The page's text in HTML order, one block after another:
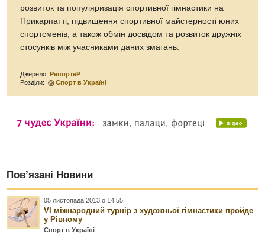
розвиток та популяризація спортивної гімнастики на
Прикарпатті, підвищення спортивної майстерності юних
спортсменів, а також обмін досвідом та розвиток дружніх
стосунків між учасниками даних змагань.
Джерело:РепортеР
Розділи:
Спорт в Україні
Пов’язані Новини
05 листопада 2013 о 14:55
VI міжнародний турнір з художньої гімнастики пройде
у Рівному
Спорт в Україні